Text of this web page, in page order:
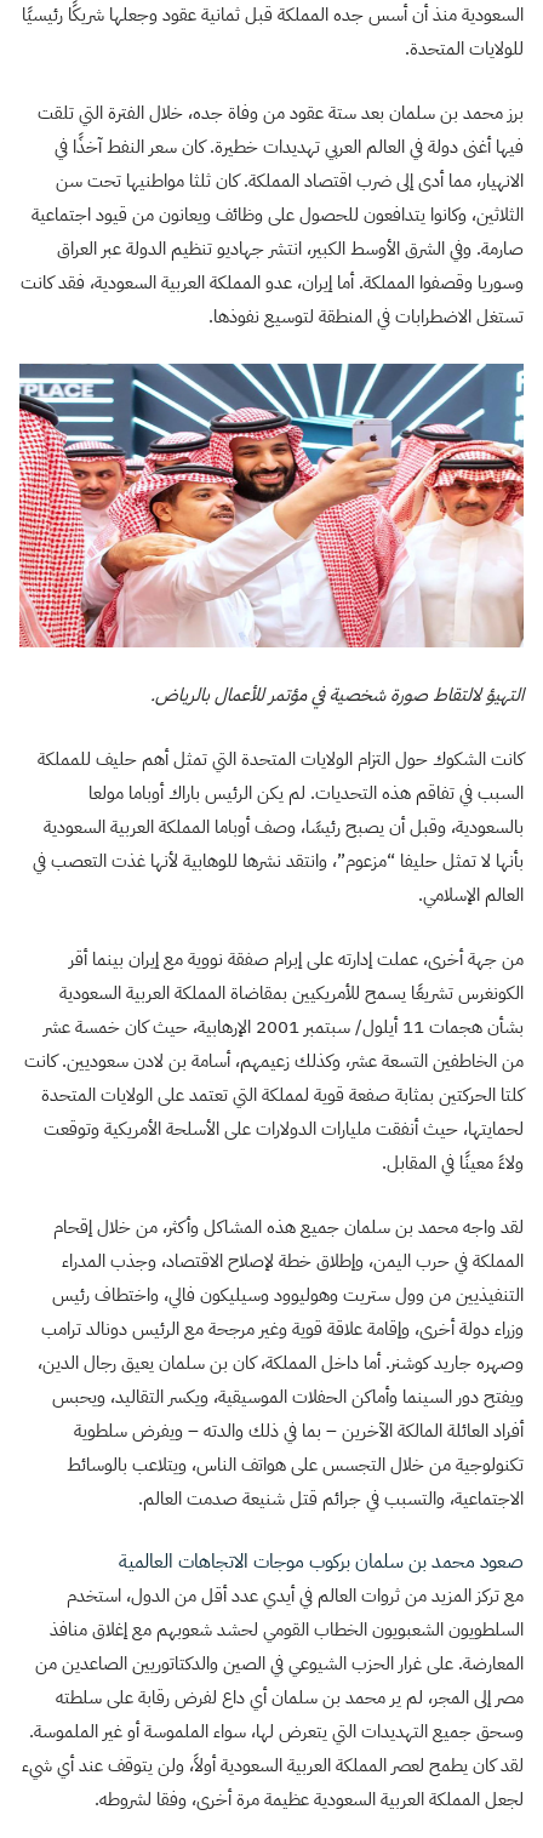
السعودية منذ أن أسس جده المملكة قبل ثمانية عقود وجعلها شريكًا رئيسيًا
للولايات المتحدة.
برز محمد بن سلمان بعد ستة عقود من وفاة جده، خلال الفترة التي تلقت
فيها أغنى دولة في العالم العربي تهديدات خطيرة. كان سعر النفط آخذًا في
الانهيار، مما أدى إلى ضرب اقتصاد المملكة. كان ثلثا مواطنيها تحت سن
الثلاثين، وكانوا يتدافعون للحصول على وظائف ويعانون من قيود اجتماعية
صارمة. وفي الشرق الأوسط الكبير، انتشر جهاديو تنظيم الدولة عبر العراق
وسوريا وقصفوا المملكة. أما إيران، عدو المملكة العربية السعودية، فقد كانت
تستغل الاضطرابات في المنطقة لتوسيع نفوذها.
التهيؤ لالتقاط صورة شخصية في مؤتمر للأعمال بالرياض.
كانت الشكوك حول التزام الولايات المتحدة التي تمثل أهم حليف للمملكة
السبب في تفاقم هذه التحديات. لم يكن الرئيس باراك أوباما مولعا
بالسعودية، وقبل أن يصبح رئيسًا، وصف أوباما المملكة العربية السعودية
بأنها لا تمثل حليفا “مزعوم”، وانتقد نشرها للوهابية لأنها غذت التعصب في
العالم الإسلامي.
من جهة أخرى، عملت إدارته على إبرام صفقة نووية مع إيران بينما أقر
الكونغرس تشريعًا يسمح للأمريكيين بمقاضاة المملكة العربية السعودية
بشأن هجمات 11 أيلول/ سبتمبر 2001 الإرهابية، حيث كان خمسة عشر
من الخاطفين التسعة عشر، وكذلك زعيمهم، أسامة بن لادن سعوديين. كانت
كلتا الحركتين بمثابة صفعة قوية لمملكة التي تعتمد على الولايات المتحدة
لحمايتها، حيث أنفقت مليارات الدولارات على الأسلحة الأمريكية وتوقعت
ولاءً معينًا في المقابل.
لقد واجه محمد بن سلمان جميع هذه المشاكل وأكثر، من خلال إقحام
المملكة في حرب اليمن، وإطلاق خطة لإصلاح الاقتصاد، وجذب المدراء
التنفيذيين من وول ستريت وهوليوود وسيليكون فالي، واختطاف رئيس
وزراء دولة أخرى، وإقامة علاقة قوية وغير مرجحة مع الرئيس دونالد ترامب
وصهره جاريد كوشنر. أما داخل المملكة، كان بن سلمان يعيق رجال الدين،
ويفتح دور السينما وأماكن الحفلات الموسيقية، ويكسر التقاليد، ويحبس
أفراد العائلة المالكة الآخرين – بما في ذلك والدته – ويفرض سلطوية
تكنولوجية من خلال التجسس على هواتف الناس، ويتلاعب بالوسائط
الاجتماعية، والتسبب في جرائم قتل شنيعة صدمت العالم.
صعود محمد بن سلمان بركوب موجات الاتجاهات العالمية
مع تركز المزيد من ثروات العالم في أيدي عدد أقل من الدول، استخدم
السلطويون الشعبويون الخطاب القومي لحشد شعوبهم مع إغلاق منافذ
المعارضة. على غرار الحزب الشيوعي في الصين والدكتاتوريين الصاعدين من
مصر إلى المجر، لم ير محمد بن سلمان أي داع لفرض رقابة على سلطته
وسحق جميع التهديدات التي يتعرض لها، سواء الملموسة أو غير الملموسة.
لقد كان يطمح لعصر المملكة العربية السعودية أولاً، ولن يتوقف عند أي شيء
لجعل المملكة العربية السعودية عظيمة مرة أخرى، وفقا لشروطه.